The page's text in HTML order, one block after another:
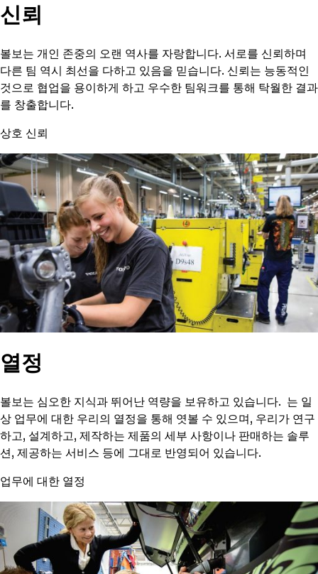
신뢰
볼보는 개인 존중의 오랜 역사를 자랑합니다. 서로를 신뢰하며
다른 팀 역시 최선을 다하고 있음을 믿습니다. 신뢰는 능동적인
것으로 협업을 용이하게 하고 우수한 팀워크를 통해 탁월한 결과
를 창출합니다.
상호 신뢰
열정
볼보는 심오한 지식과 뛰어난 역량을 보유하고 있습니다. 는 일
상 업무에 대한 우리의 열정을 통해 엿볼 수 있으며, 우리가 연구
하고, 설계하고, 제작하는 제품의 세부 사항이나 판매하는 솔루
션, 제공하는 서비스 등에 그대로 반영되어 있습니다.
업무에 대한 열정